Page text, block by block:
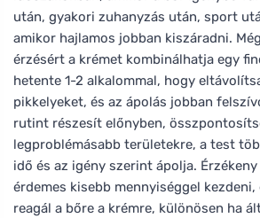
után, gyakori zuhanyzás után, sport
amikor hajlamos jobban kiszáradni.
érzésért a krémet kombinálhatja egy
hetente 1-2 alkalommal, hogy
pikkelyeket, és az ápolás jobban
rutint részesít előnyben,
legproblémásabb területekre, a test
idő és az igény szerint ápolja.
érdemes kisebb mennyiséggel
reagál a bőre a krémre, különösen ha